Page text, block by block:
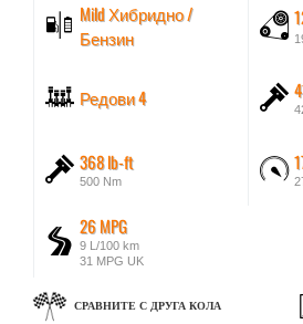
Mild Хибридно /
Бензин
Редови 4
368 lb-ft
500 Nm
26 MPG
9 L/100 km
31 MPG UK
СРАВНИТЕ С ДРУГА КОЛА